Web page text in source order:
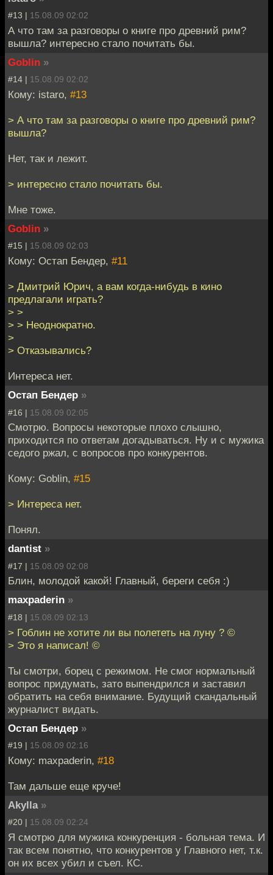
#13 | 15.08.09 02:02
А что там за разговоры о книге про древний рим?
вышла? интересно стало почитать бы.
Goblin »
#14 | 15.08.09 02:02
Кому: istaro, #13
> А что там за разговоры о книге про древний рим?
вышла?
Нет, так и лежит.
> интересно стало почитать бы.
Мне тоже.
Goblin »
#15 | 15.08.09 02:03
Кому: Остап Бендер, #11
> Дмитрий Юрич, а вам когда-нибудь в кино
предлагали играть?
> >
> > Неоднократно.
>
> Отказывались?
Интереса нет.
Остап Бендер »
#16 | 15.08.09 02:05
Смотрю. Вопросы некоторые плохо слышно,
приходится по ответам догадываться. Ну и с мужика
седого ржал, с вопросов про конкурентов.
Кому: Goblin, #15
> Интереса нет.
Понял.
dantist »
#17 | 15.08.09 02:08
Блин, молодой какой! Главный, береги себя :)
maxpaderin »
#18 | 15.08.09 02:13
> Гоблин не хотите ли вы полететь на луну ? ©
> Это я написал! ©
Ты смотри, борец с режимом. Не смог нормальный
вопрос придумать, зато выпендрился и заставил
обратить на себя внимание. Будущий скандальный
журналист видать.
Остап Бендер »
#19 | 15.08.09 02:16
Кому: maxpaderin, #18
Там дальше еще круче!
Akylla »
#20 | 15.08.09 02:24
Я смотрю для мужика конкуренция - больная тема. И
так всем понятно, что конкурентов у Главного нет, т.к.
он их всех убил и съел. КС.